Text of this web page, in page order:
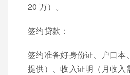
20 万）。
签约贷款：
签约准备好身份证、户口本
提供）、收入证明（月收入